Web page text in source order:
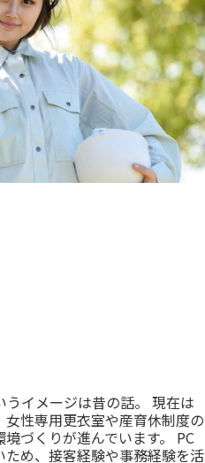
うイメージは昔の話。 現在は
性専用更衣室や産育休制度の
づくりが進んでいます。 PC
め、接客経験や事務経験を活